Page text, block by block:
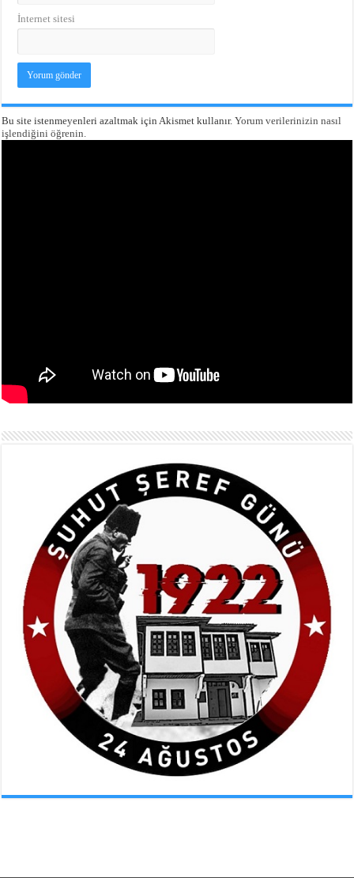
İnternet sitesi
Bu site istenmeyenleri azaltmak için Akismet kullanır.Yorum verilerinizin nasıl
işlendiğini öğrenin.